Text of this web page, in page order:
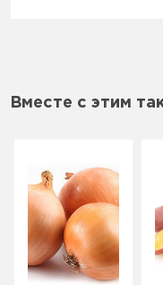
Вместе с этим